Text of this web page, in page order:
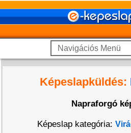
Képeslapküldés:
Napraforgó
Képeslap kategória: